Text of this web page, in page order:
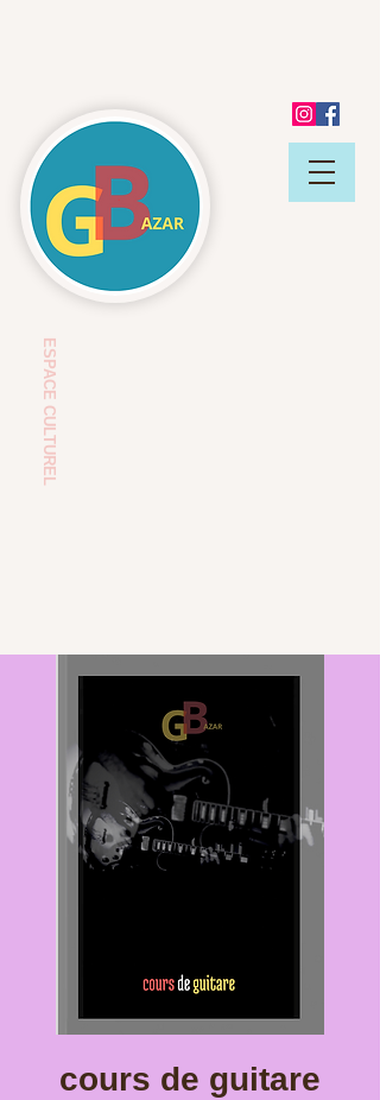
ESP
ACE CULTUREL
cours de guitare